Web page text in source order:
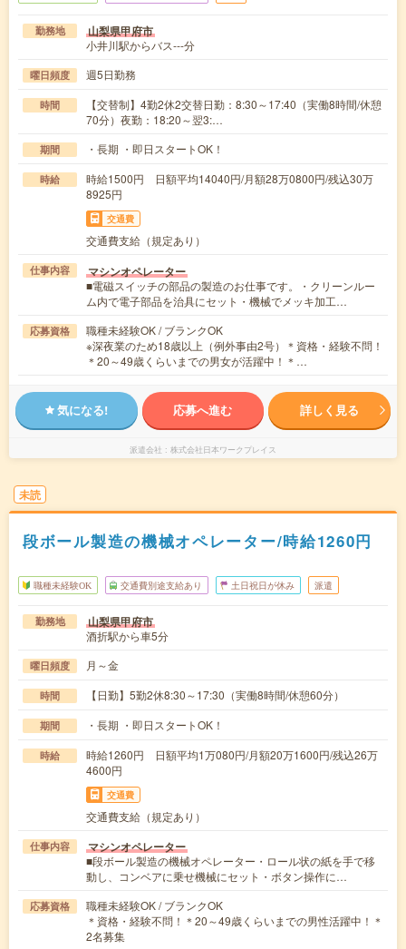
勤務地 山梨県甲府市
小井川駅からバス---分
曜日頻度 週5日勤務
時間
【交替制】4勤2休2交替日勤：8:30～17:40（実働8時間/休憩
70分）夜勤：18:20～翌3:…
期間 ・長期 ・即日スタートOK！
時給
時給1500円 日額平均14040円/月額28万0800円/残込30万
8925円
交通費
交通費支給（規定あり）
仕事内容 マシンオペレーター
■電磁スイッチの部品の製造のお仕事です。・クリーンルー
ム内で電子部品を治具にセット・機械でメッキ加工…
応募資格
職種未経験OK / ブランクOK
※深夜業のため18歳以上（例外事由2号）＊資格・経験不問！
＊20～49歳くらいまでの男女が活躍中！＊…
気になる! 応募へ進む 詳しく見る
派遣会社 株式会社日本ワークプレイス
未読
段ボール製造の機械オペレーター/時給1260円
職種未経験OK 交通費別途支給あり 土日祝日が休み 派遣
勤務地 山梨県甲府市
酒折駅から車5分
曜日頻度 月～金
時間 【日勤】5勤2休8:30～17:30（実働8時間/休憩60分）
期間 ・長期 ・即日スタートOK！
時給
時給1260円 日額平均1万080円/月額20万1600円/残込26万
4600円
交通費
交通費支給（規定あり）
仕事内容 マシンオペレーター
■段ボール製造の機械オペレーター・ロール状の紙を手で移
動し、コンベアに乗せ機械にセット・ボタン操作に…
応募資格
職種未経験OK / ブランクOK
＊資格・経験不問！＊20～49歳くらいまでの男性活躍中！＊
2名募集